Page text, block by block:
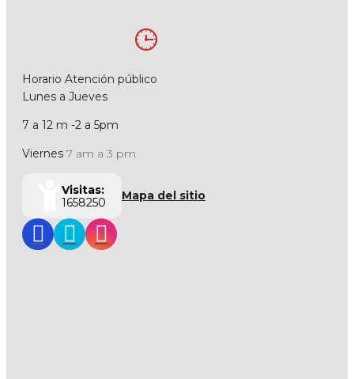
Horario Atención público
Lunes a Jueves
7 a 12 m -2 a 5pm
Viernes 7 am a 3 pm
Visitas:
1658250
Mapa del sitio